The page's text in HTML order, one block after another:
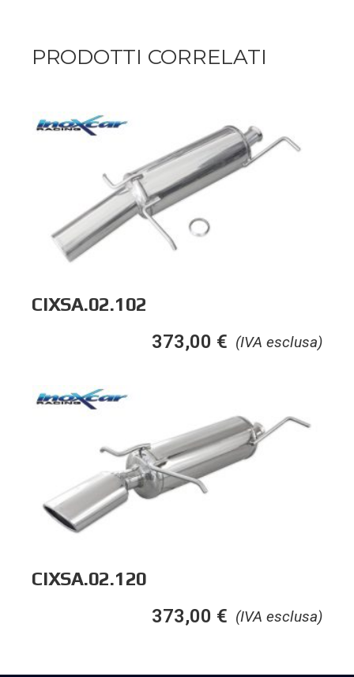
PRODOTTI CORRELATI
CIXSA.02.102
(IVA esclusa)
373,00 €
CIXSA.02.120
(IVA esclusa)
373,00 €